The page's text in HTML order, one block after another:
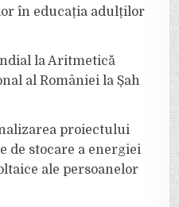
în educația adulților
la Aritmetică
al României la Șah
proiectului
de stocare a energiei
ale persoanelor